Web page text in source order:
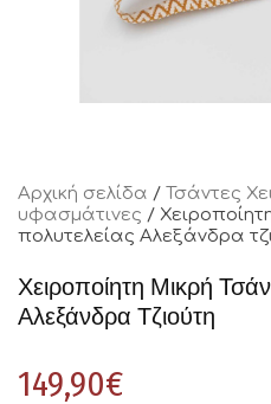
Αρχική σελίδα / Τσάντες
υφασμάτινες /
πολυτελείας Αλεξάνδρα
Χειροποίητη Μικρή
Αλεξάνδρα Τζιούτη
149,90€